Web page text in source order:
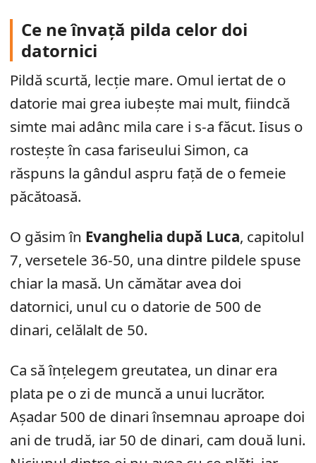
Ce ne învață pilda celor doi
datornici
Pildă scurtă, lecție mare. Omul iertat de o
datorie mai grea iubește mai mult, fiindcă
simte mai adânc mila care i s-a făcut. Iisus o
rostește în casa fariseului Simon, ca
răspuns la gândul aspru față de o femeie
păcătoasă.
O găsim în Evanghelia după Luca, capitolul
7, versetele 36-50, una dintre pildele spuse
chiar la masă. Un cămătar avea doi
datornici, unul cu o datorie de 500 de
dinari, celălalt de 50.
Ca să înțelegem greutatea, un dinar era
plata pe o zi de muncă a unui lucrător.
Așadar 500 de dinari însemnau aproape doi
ani de trudă, iar 50 de dinari, cam două luni.